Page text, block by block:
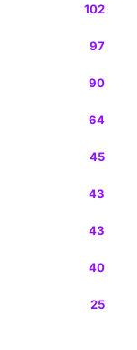
102
97
90
64
45
43
43
40
25